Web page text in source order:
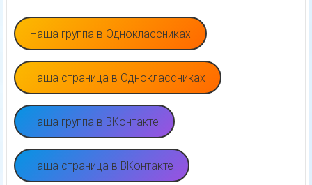
Наша группа в Одноклассниках
Наша страница в Одноклассниках
Наша группа в ВКонтакте
Наша страница в ВКонтакте